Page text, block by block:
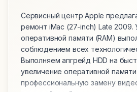
Сервисный центр Apple
ремонт iMac (27-inch) Late 2009.
оперативной памяти (RAM)
соблюдением всех
Выполняем апгрейд HDD на
увеличение оперативной памяти
профессиональную замену